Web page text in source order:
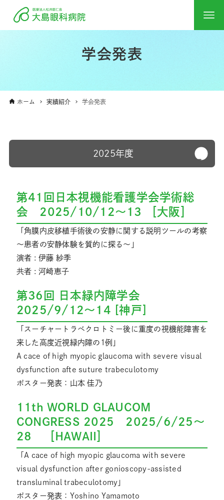
学会発表
ホーム 実績紹介 学会発表
2025年度
第41回日本視機能看護学会学術総
会 2025/10/12～13 ［大阪］
「角膜内皮移植手術後の安静に関する説明ツールの考察
～患者の安静体験を質的に探る～」
演者 : 伊藤 紗季
共者 : 河崎恵子
第36回 日本緑内障学会
2025/9/12～14 [神戸]
「スーチャートラベクロトミー後に重度の視機能障害を
来した高度近視緑内障の1例」
A cace of high myopic glaucoma with severe visual
dysfunction afte suture trabeculotomy
ポスター発表：山本 佳乃
11th WORLD GLAUCOM
CONGRESS 2025 2025/6/25～
28 ［HAWAII］
「A cace of high myopic glaucoma with severe
visual dysfunction after gonioscopy-assisted
transluminal trabeculotomy」
ポスター発表：Yoshino Yamamoto